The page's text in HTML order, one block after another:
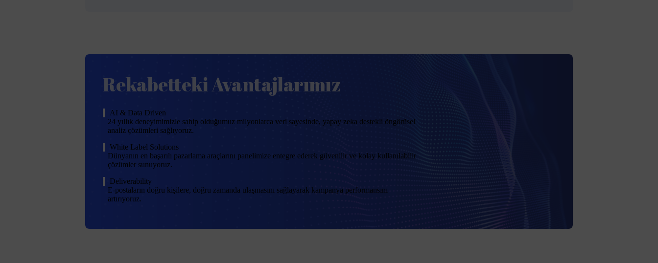
Rekabetteki Avantajlarımız
AI & Data Driven
24 yıllık deneyimimizle sahip olduğumuz milyonlarca veri sayesinde, yapay zeka destekli öngörüsel
analiz çözümleri sağlıyoruz.
White Label Solutions
Dünyanın en başarılı pazarlama araçlarını panelimize entegre ederek güvenilir ve kolay kullanılabilir
çözümler sunuyoruz.
Deliverability
E-postaların doğru kişilere, doğru zamanda ulaşmasını sağlayarak kampanya performansını
artırıyoruz.